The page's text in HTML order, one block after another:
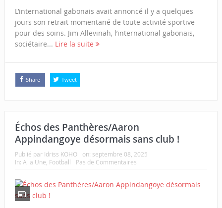
L’international gabonais avait annoncé il y a quelques
jours son retrait momentané de toute activité sportive
pour des soins. Jim Allevinah, l’international gabonais,
sociétaire... Lire la suite
Share Tweet
Échos des Panthères/Aaron
Appindangoye désormais sans club !
Publié par Idriss KOHO on: septembre 08, 2025
In: A la Une Football Pas de Commentaires